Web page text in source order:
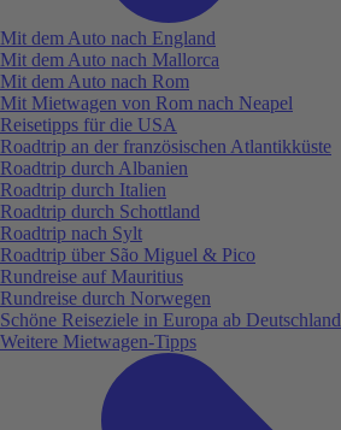
Mit dem Auto nach England
Mit dem Auto nach Mallorca
Mit dem Auto nach Rom
Mit Mietwagen von Rom nach Neapel
Reisetipps für die USA
Roadtrip an der französischen Atlantikküste
Roadtrip durch Albanien
Roadtrip durch Italien
Roadtrip durch Schottland
Roadtrip nach Sylt
Roadtrip über São Miguel & Pico
Rundreise auf Mauritius
Rundreise durch Norwegen
Schöne Reiseziele in Europa ab Deutschland
Weitere Mietwagen-Tipps